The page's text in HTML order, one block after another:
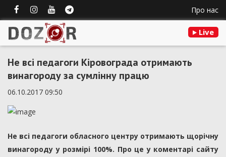
Про нас
Live
Не всі педагоги Кіровограда отримають
винагороду за сумлінну працю
06.10.2017 09:50
Не всі педагоги обласного центру отримають щорічну
винагороду у розмірі 100%. Про це у коментарі сайту